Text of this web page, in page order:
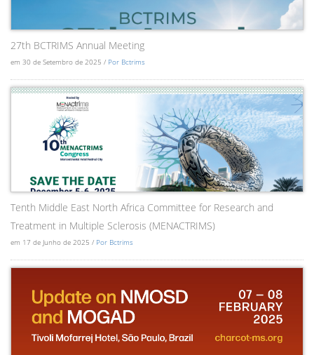
27th BCTRIMS Annual Meeting
em 30 de Setembro de 2025 / Por Bctrims
Tenth Middle East North Africa Committee for Research and
Treatment in Multiple Sclerosis (MENACTRIMS)
em 17 de Junho de 2025 / Por Bctrims